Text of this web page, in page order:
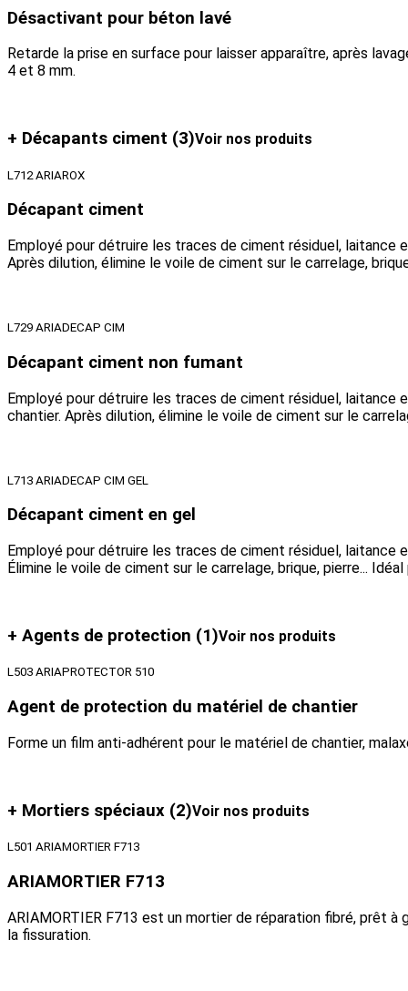
Désactivant pour béton lavé
Retarde la prise en surface pour laisser apparaître, après
4 et 8 mm.
+ Décapants ciment (3)Voir nos produits
L712 ARIAROX
Décapant ciment
Employé pour détruire les traces de ciment résiduel,
Après dilution, élimine le voile de ciment sur le carrelage,
L729 ARIADECAP CIM
Décapant ciment non fumant
Employé pour détruire les traces de ciment résiduel,
chantier. Après dilution, élimine le voile de ciment sur le
L713 ARIADECAP CIM GEL
Décapant ciment en gel
Employé pour détruire les traces de ciment résiduel,
Élimine le voile de ciment sur le carrelage, brique, pierre...
+ Agents de protection (1)Voir nos produits
L503 ARIAPROTECTOR 510
Agent de protection du matériel de chantier
Forme un film anti-adhérent pour le matériel de chantier,
+ Mortiers spéciaux (2)Voir nos produits
L501 ARIAMORTIER F713
ARIAMORTIER F713
ARIAMORTIER F713 est un mortier de réparation fibré, prêt
la fissuration.